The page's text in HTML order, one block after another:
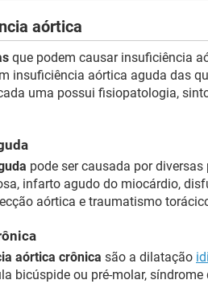
aórtica
que podem causar insuficiência
insuficiência aórtica aguda das
uma possui fisiopatologia,
pode ser causada por
infarto agudo do miocárdio,
aórtica e traumatismo
aórtica crônica são a dilatação
bicúspide ou pré-molar,